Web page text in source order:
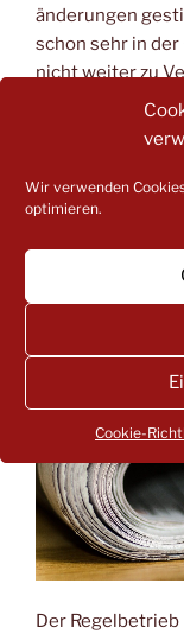
Wir verwenden
optimieren.
Cookie-
än­de­run­gen
schon sehr in
nicht wei­ter zu
schaft­li­chen
AM
25. AUGUST
Einladung
Der